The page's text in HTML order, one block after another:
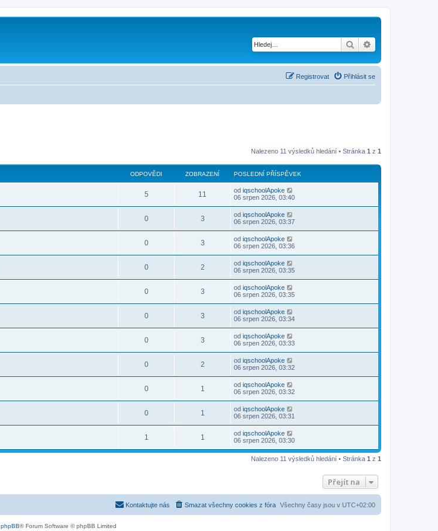
Hledat
Přihlásit se
Registrovat
Nalezeno 11 výsledků hledání • Stránka 1 z 1
ODPOVĚDI ZOBRAZENÍ POSLEDNÍ PŘÍSPĚVEK
5 11 od iqschoolApoke
06 srpen 2026, 03:40
0 3 od iqschoolApoke
06 srpen 2026, 03:37
0 3 od iqschoolApoke
06 srpen 2026, 03:36
0 2 od iqschoolApoke
06 srpen 2026, 03:35
0 3 od iqschoolApoke
06 srpen 2026, 03:35
0 3 od iqschoolApoke
06 srpen 2026, 03:34
0 3 od iqschoolApoke
06 srpen 2026, 03:33
0 2 od iqschoolApoke
06 srpen 2026, 03:32
0 1 od iqschoolApoke
06 srpen 2026, 03:32
0 1 od iqschoolApoke
06 srpen 2026, 03:31
1 1 od iqschoolApoke
06 srpen 2026, 03:30
Nalezeno 11 výsledků hledání • Stránka 1 z 1
Přejít na
Všechny časy jsou v UTC+02:00
Smazat všechny cookies z fóra
Kontaktujte nás
phpBB® Forum Software © phpBB Limited